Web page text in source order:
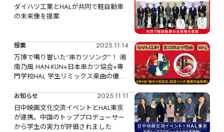
ダイハツ工業とHALが共同で軽自動車
の未来像を提案
授業
2025.11.14
万博で鳴り響いた“串カツソング”！ 湘
南乃⾵ HAN-KUN×⽇本串カツ協会×専
門学校HAL 学生リミックス楽曲の優秀
お知らせ
2025.11.11
日中映画文化交流イベントとHAL東京
が連携。中国のトッププロデューサー
から学生の実力が評価されました